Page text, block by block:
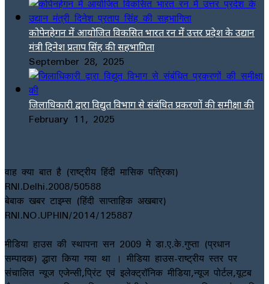
कोपेनहेगन में आयोजित विकसित भारत रन में उत्तर प्रदेश के उद्यान
मंत्री दिनेश प्रताप सिंह की सहभागिता
September 28, 2025
जिलाधिकारी द्वारा विद्युत विभाग से संबंधित प्रकरणों की समीक्षा की
February 11, 2025
वाह क्या बात है (राष्ट्रीय हिंदी मासिक पत्रिका)
RNI.Delhi.2008/50588
बेबाक खबर टाइम्स (हिंदी साप्ताहिक अखबार)
RNI.NO.UPHIN/2014/125887
मीडिया हाउस की स्थापना सन 2009 मे डा.ए.के.गुप्ता (प्रधान
सम्पादक) द्धारा किया गया था । मीडिया हाउस-राष्ट्रीय स्तर पर
संचालित न्यूज एजेन्सी,प्रिंट एवं इलेक्ट्रॉनिक मीडिया,न्यूज पोर्टल,यूटब